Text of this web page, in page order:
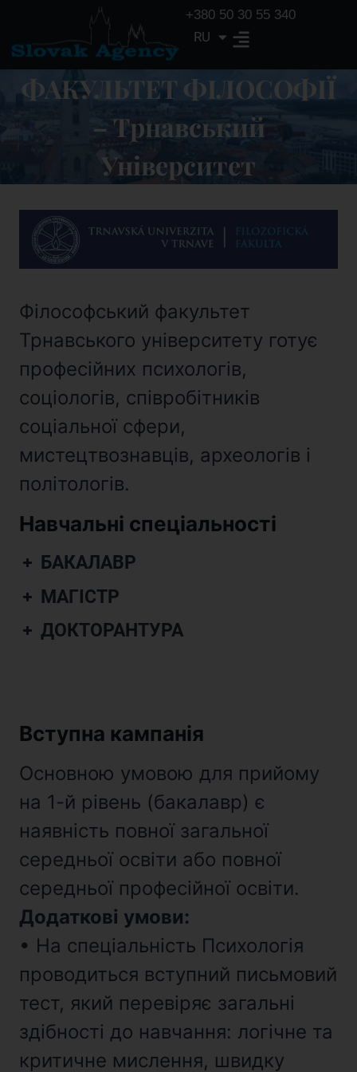
+380 50 30 55 340
RU
EN
ФАКУЛЬТЕТ ФІЛОСОФІЇ
– Трнавський
Університет
Філософський факультет
Трнавського університету готує
професійних психологів,
соціологів, співробітників
соціальної сфери,
мистецтвознавців, археологів і
політологів.
Навчальні спеціальності
БАКАЛАВР
МАГІСТР
ДОКТОРАНТУРА
Вступна кампанія
Основною умовою для прийому
на 1-й рівень (бакалавр) є
наявність повної загальної
середньої освіти або повної
середньої професійної освіти.
Додаткові умови:
• На спеціальність Психологія
проводиться вступний письмовий
тест, який перевіряє загальні
здібності до навчання: логічне та
критичне мислення, швидку